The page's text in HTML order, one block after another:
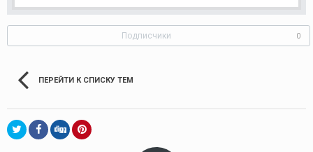
Подписчики 0
ПЕРЕЙТИ К СПИСКУ ТЕМ